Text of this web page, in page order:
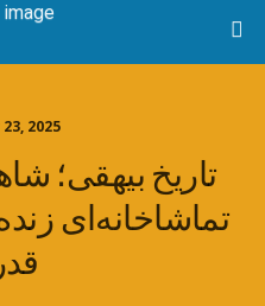
2025
تاریخ بیهقی؛
تماشاخانه‌ای